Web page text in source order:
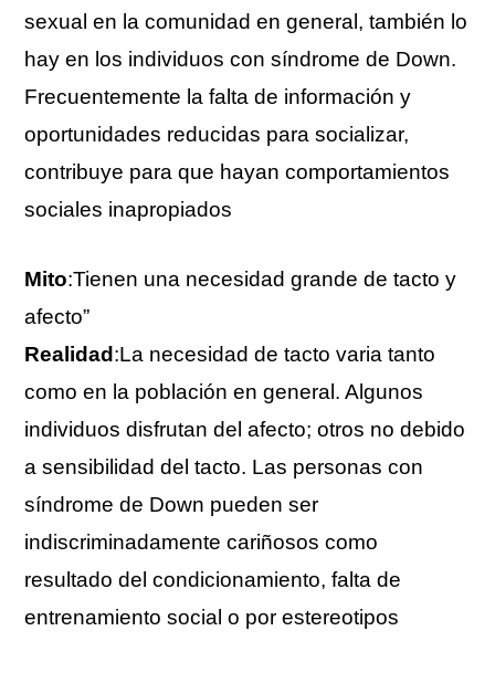
sexual en la comunidad en general, también lo
hay en los individuos con síndrome de Down.
Frecuentemente la falta de información y
oportunidades reducidas para socializar,
contribuye para que hayan comportamientos
sociales inapropiados
Mito:Tienen una necesidad grande de tacto y
afecto”
Realidad:La necesidad de tacto varia tanto
como en la población en general. Algunos
individuos disfrutan del afecto; otros no debido
a sensibilidad del tacto. Las personas con
síndrome de Down pueden ser
indiscriminadamente cariñosos como
resultado del condicionamiento, falta de
entrenamiento social o por estereotipos